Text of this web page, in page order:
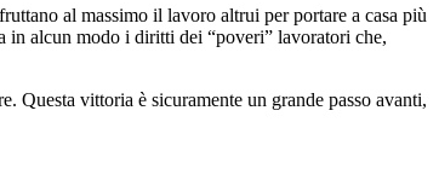
al massimo il lavoro altrui per portare a casa più
in alcun modo i diritti dei “poveri” lavoratori che,
vittoria è sicuramente un grande passo avanti,